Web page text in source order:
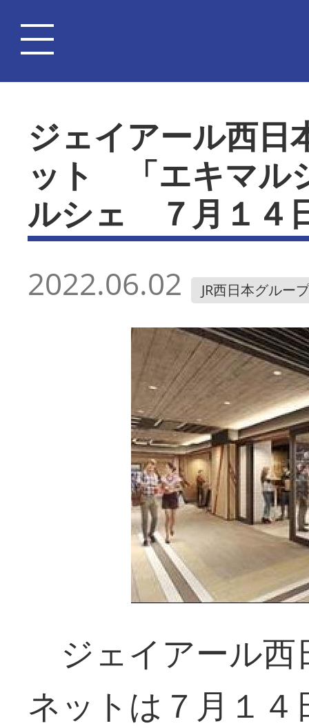
ジェイアール西日
ット 「エキマル
ルシェ ７月１４
2022.06.02 JR西日本グループ
ジェイアール西
ネットは７月１